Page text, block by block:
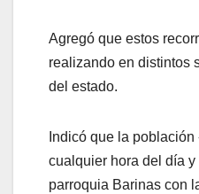
Agregó que estos
realizando en distintos
del estado.
Indicó que la
cualquier hora del día
parroquia Barinas con